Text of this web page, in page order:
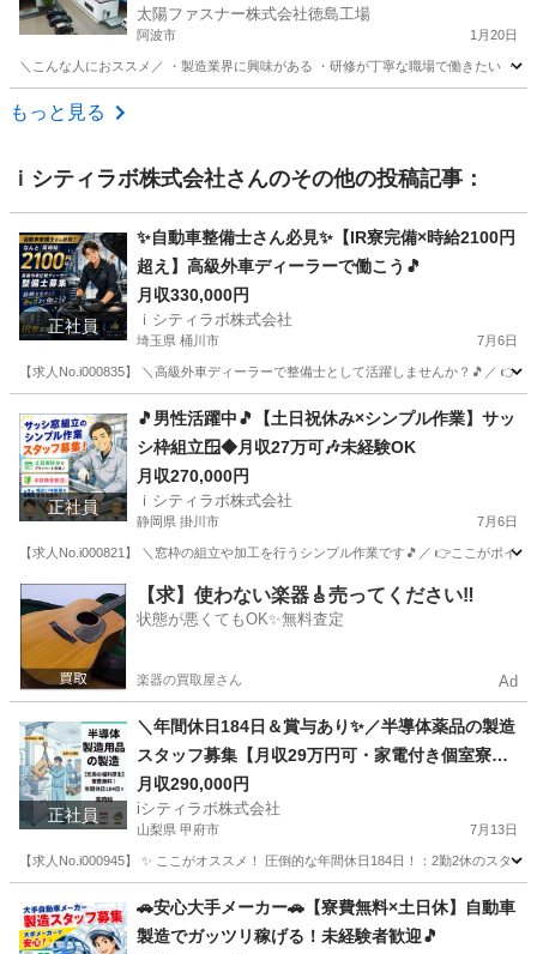
島工場
太陽ファスナー株式会社徳島工場
阿波市 1月20日
＼こんな人におススメ／ ・製造業界に興味がある ・研修が丁寧な職場で働きたい ・
徳島 阿波市
もっと見る
ｉシティラボ株式会社さんのその他の投稿記事：
正社員
✨自動車整備士さん必見✨【IR寮完備×時給2100円
超え】高級外車ディーラーで働こう🎵
月収330,000円
ｉシティラボ株式会社
埼玉県 桶川市 7月6日
【求人No.i000835】 ＼高級外車ディーラーで整備士として活躍しませんか？🎵／ 👉
その他 ディーラー
正社員
🎵男性活躍中🎵【土日祝休み×シンプル作業】サッ
シ枠組立🪟◆月収27万可🎶未経験OK
月収270,000円
ｉシティラボ株式会社
静岡県 掛川市 7月6日
【求人No.i000821】 ＼窓枠の組立や加工を行うシンプル作業です🎵／ 👉ここがポイ
静岡 掛川市 その他
【求】使わない楽器🎸売ってください‼️
状態が悪くてもOK✨無料査定
楽器の買取屋さん Ad
正社員
＼年間休日184日＆賞与あり✨／半導体薬品の製造
スタッフ募集【月収29万円可・家電付き個室寮＆
寮費無料】
月収290,000円
iシティラボ株式会社
山梨県 甲府市 7月13日
【求人No.i000945】 ✨ ここがオススメ！ 圧倒的な年間休日184日！：2勤2休のスタ
その他 重量
🚗安心大手メーカー🚗【寮費無料×土日休】自動車
製造でガッツリ稼げる！未経験者歓迎🎵